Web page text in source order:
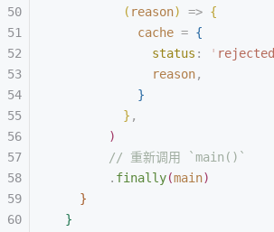
( reason) => {
cache = {
status : ' rejected
reason,
}
} ,
)
// 重新调用 `main()`
. finally(main)
}
}